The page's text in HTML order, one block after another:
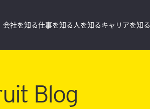
会社を知る仕事を知る 人を知るキャリアを知る
Blog